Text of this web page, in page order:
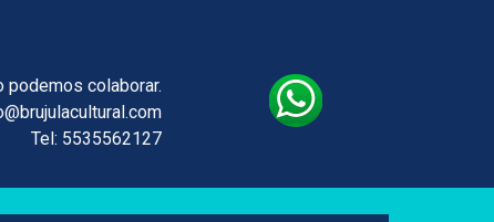
podemos colaborar.
Tel: 5535562127